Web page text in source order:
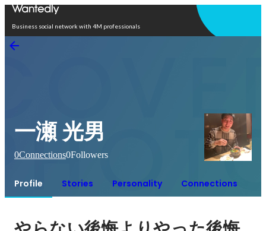
Business social network with 4M professionals
一瀬 光男
0Connections0Followers
Profile Stories Personality Connections